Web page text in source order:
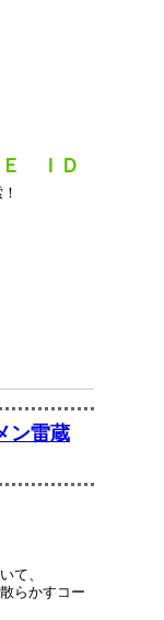
Ｅ ＩＤ
ン雷蔵
て、
らかすコー